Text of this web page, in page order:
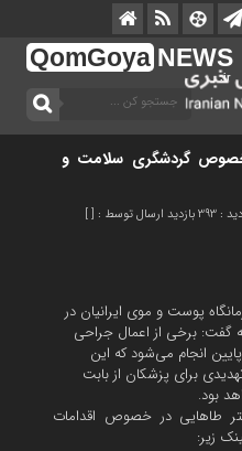
QomGoya NEWS
.ir
گردشگری سلامت و
بازدید
ارسال توسط : [ ]
پوست و موی ایرانیان در
برخی از اعمال جراحی
پایین انجام می‌شود که این
برای پزشکان از بابت
بود.
طاهایی در خصوص اقدامات
زیر: